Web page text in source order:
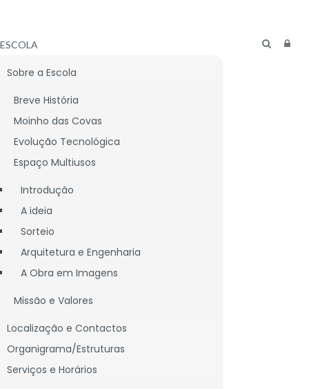
ESCOLA
Sobre a Escola
Breve História
Moinho das Covas
Evolução Tecnológica
Espaço Multiusos
Introdução
A ideia
Sorteio
Arquitetura e Engenharia
A Obra em Imagens
Missão e Valores
Localização e Contactos
Organigrama/Estruturas
Serviços e Horários
LIGAÇÕES ÚTEIS